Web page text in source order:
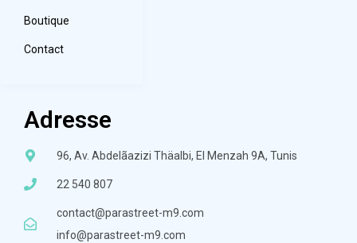
Boutique
Contact
Adresse
96, Av. Abdelãazizi Thäalbi, El Menzah 9A, Tunis
22 540 807
contact@parastreet-m9.com
info@parastreet-m9.com